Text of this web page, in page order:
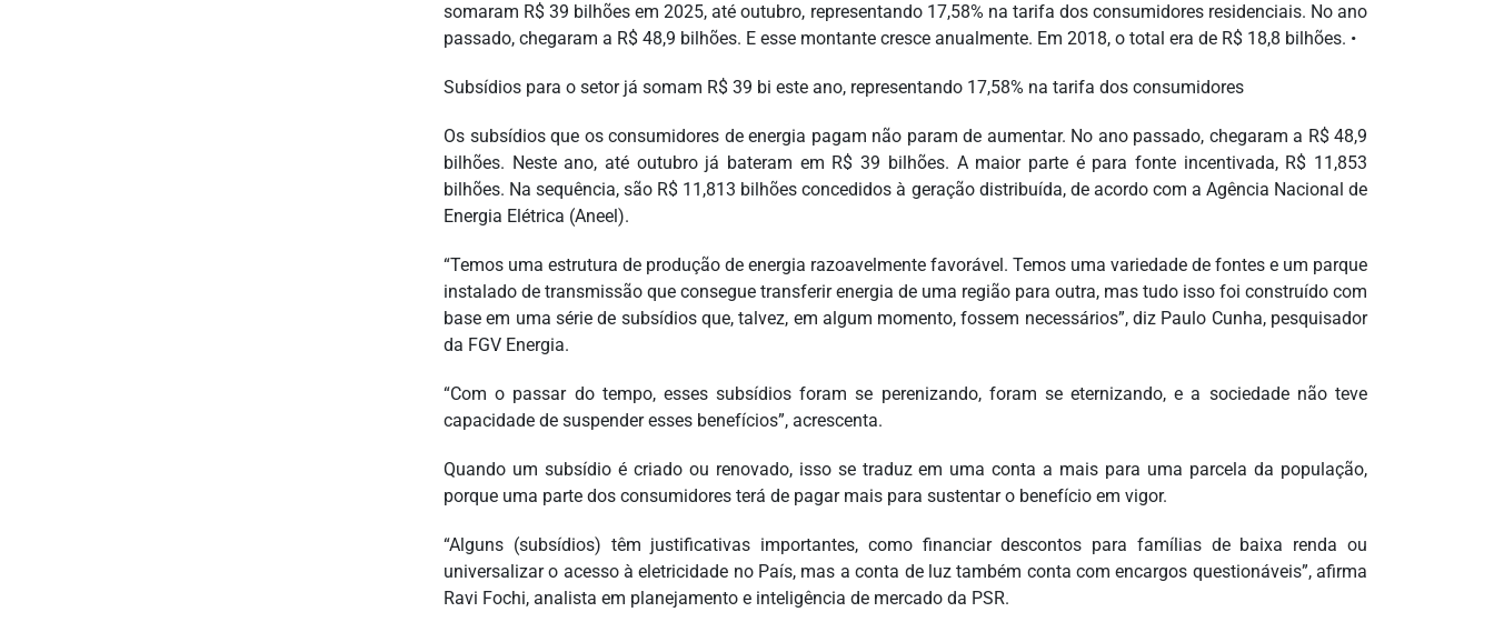
somaram R$ 39 bilhões em 2025, até outubro, representando 17,58% na tarifa dos consumidores residenciais. No ano
passado, chegaram a R$ 48,9 bilhões. E esse montante cresce anualmente. Em 2018, o total era de R$ 18,8 bilhões. •
Subsídios para o setor já somam R$ 39 bi este ano, representando 17,58% na tarifa dos consumidores
Os subsídios que os consumidores de energia pagam não param de aumentar. No ano passado, chegaram a R$ 48,9
bilhões. Neste ano, até outubro já bateram em R$ 39 bilhões. A maior parte é para fonte incentivada, R$ 11,853
bilhões. Na sequência, são R$ 11,813 bilhões concedidos à geração distribuída, de acordo com a Agência Nacional de
Energia Elétrica (Aneel).
“Temos uma estrutura de produção de energia razoavelmente favorável. Temos uma variedade de fontes e um parque
instalado de transmissão que consegue transferir energia de uma região para outra, mas tudo isso foi construído com
base em uma série de subsídios que, talvez, em algum momento, fossem necessários”, diz Paulo Cunha, pesquisador
da FGV Energia.
“Com o passar do tempo, esses subsídios foram se perenizando, foram se eternizando, e a sociedade não teve
capacidade de suspender esses benefícios”, acrescenta.
Quando um subsídio é criado ou renovado, isso se traduz em uma conta a mais para uma parcela da população,
porque uma parte dos consumidores terá de pagar mais para sustentar o benefício em vigor.
“Alguns (subsídios) têm justificativas importantes, como financiar descontos para famílias de baixa renda ou
universalizar o acesso à eletricidade no País, mas a conta de luz também conta com encargos questionáveis”, afirma
Ravi Fochi, analista em planejamento e inteligência de mercado da PSR.